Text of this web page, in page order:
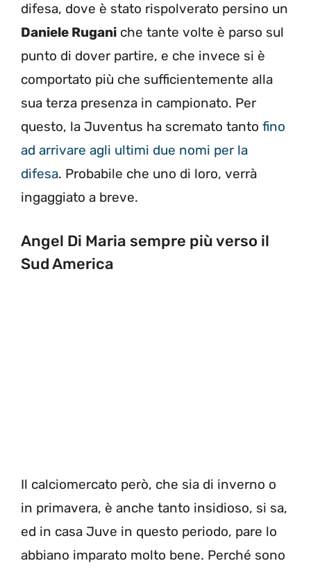
difesa, dove è stato rispolverato persino un
Daniele Rugani che tante volte è parso sul
punto di dover partire, e che invece si è
comportato più che sufficientemente alla
sua terza presenza in campionato. Per
questo, la Juventus ha scremato tanto fino
ad arrivare agli ultimi due nomi per la
difesa. Probabile che uno di loro, verrà
ingaggiato a breve.
Angel Di Maria sempre più verso il
Sud America
Il calciomercato però, che sia di inverno o
in primavera, è anche tanto insidioso, si sa,
ed in casa Juve in questo periodo, pare lo
abbiano imparato molto bene. Perché sono